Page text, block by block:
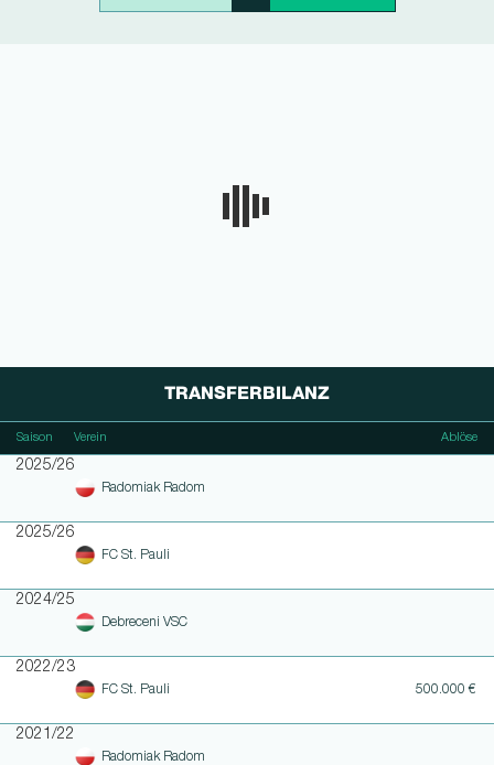
TRANSFERBILANZ
Saison Verein Ablöse
2025/26
Radomiak Radom
2025/26
FC St. Pauli
2024/25
Debreceni VSC
2022/23
FC St. Pauli 500.000 €
2021/22
Radomiak Radom